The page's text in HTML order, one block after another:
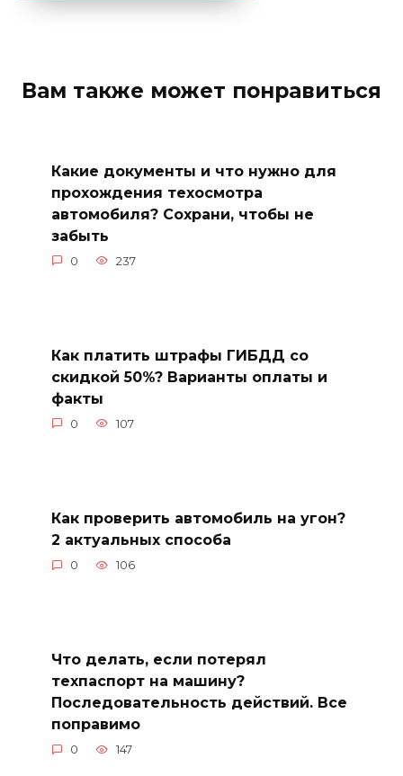
Вам также может понравиться
Какие документы и что нужно для
прохождения техосмотра
автомобиля? Сохрани, чтобы не
забыть
0 237
Как платить штрафы ГИБДД со
скидкой 50%? Варианты оплаты и
факты
0 107
Как проверить автомобиль на угон?
2 актуальных способа
0 106
Что делать, если потерял
техпаспорт на машину?
Последовательность действий. Все
поправимо
0 147